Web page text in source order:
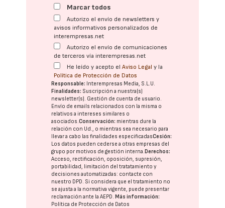
Marcar todos
Autorizo el envío de newsletters y
avisos informativos personalizados de
interempresas.net
Autorizo el envío de comunicaciones
de terceros vía interempresas.net
He leído y acepto elAviso Legal y la
Política de Protección de Datos
Responsable: Interempresas Media, S.L.U.
Finalidades: Suscripción a nuestra(s)
newsletter(s). Gestión de cuenta de usuario.
Envío de emails relacionados con la misma o
relativos a intereses similares o
asociados.Conservación: mientras dure la
relación con Ud., o mientras sea necesario para
llevar a cabo las finalidades especificadasCesión:
Los datos pueden cederse a otras empresas del
grupo por motivos de gestión interna.Derechos:
Acceso, rectificación, oposición, supresión,
portabilidad, limitación del tratatamiento y
decisiones automatizadas: contacte con
nuestro DPD. Si considera que el tratamiento no
se ajusta a la normativa vigente, puede presentar
reclamación ante laAEPD.Más información:
Política de Protección de Datos